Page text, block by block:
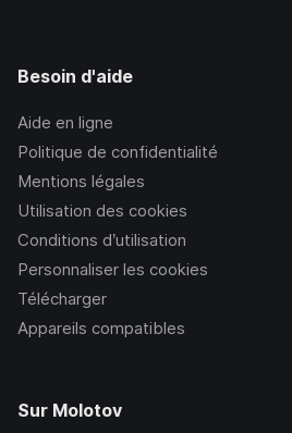
Besoin d'aide
Aide en ligne
Politique de confidentialité
Mentions légales
Utilisation des cookies
Conditions d’utilisation
Personnaliser les cookies
Télécharger
Appareils compatibles
Sur Molotov